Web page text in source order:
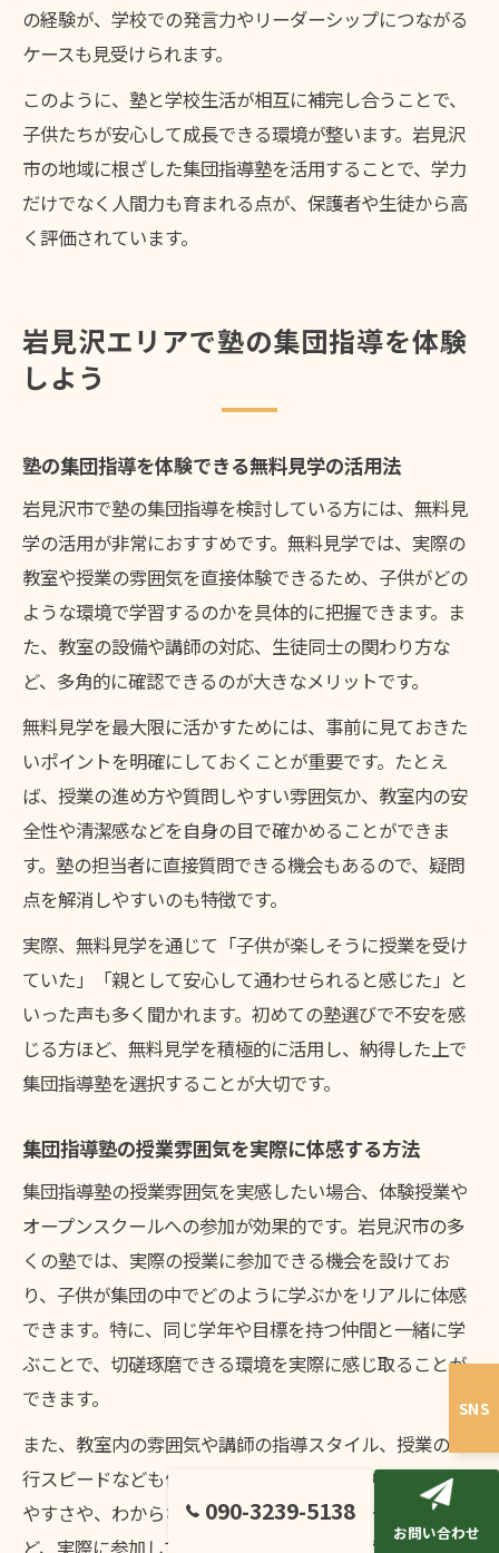
の経験が、学校での発言力やリーダーシップにつながる
ケースも見受けられます。
このように、塾と学校生活が相互に補完し合うことで、
子供たちが安心して成長できる環境が整います。岩見沢
市の地域に根ざした集団指導塾を活用することで、学力
だけでなく人間力も育まれる点が、保護者や生徒から高
く評価されています。
岩見沢エリアで塾の集団指導を体験
しよう
塾の集団指導を体験できる無料見学の活用法
岩見沢市で塾の集団指導を検討している方には、無料見
学の活用が非常におすすめです。無料見学では、実際の
教室や授業の雰囲気を直接体験できるため、子供がどの
ような環境で学習するのかを具体的に把握できます。ま
た、教室の設備や講師の対応、生徒同士の関わり方な
ど、多角的に確認できるのが大きなメリットです。
無料見学を最大限に活かすためには、事前に見ておきた
いポイントを明確にしておくことが重要です。たとえ
ば、授業の進め方や質問しやすい雰囲気か、教室内の安
全性や清潔感などを自身の目で確かめることができま
す。塾の担当者に直接質問できる機会もあるので、疑問
点を解消しやすいのも特徴です。
実際、無料見学を通じて「子供が楽しそうに授業を受け
ていた」「親として安心して通わせられると感じた」と
いった声も多く聞かれます。初めての塾選びで不安を感
じる方ほど、無料見学を積極的に活用し、納得した上で
集団指導塾を選択することが大切です。
集団指導塾の授業雰囲気を実際に体感する方法
集団指導塾の授業雰囲気を実感したい場合、体験授業や
オープンスクールへの参加が効果的です。岩見沢市の多
くの塾では、実際の授業に参加できる機会を設けてお
り、子供が集団の中でどのように学ぶかをリアルに体感
できます。特に、同じ学年や目標を持つ仲間と一緒に学
ぶことで、切磋琢磨できる環境を実際に感じ取ることが
できます。
また、教室内の雰囲気や講師の指導スタイル、授業の進
行スピードなども体感ポイントです。授業中の発言のし
やすさや、わからない箇所があった際のフォロー体制な
SNS
090-3239-5138
お問い合わせ